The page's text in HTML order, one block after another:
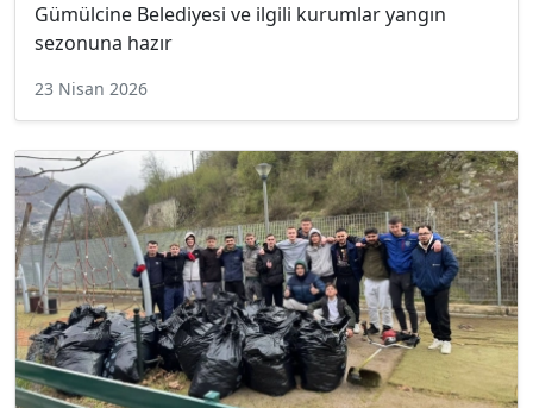
Gümülcine Belediyesi ve ilgili kurumlar yangın
sezonuna hazır
23 Nisan 2026